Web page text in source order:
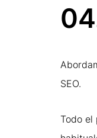
SEO.
Todo el